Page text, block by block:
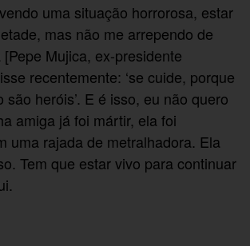
uma situação horrorosa, estar
mas não me arrependo de
Mujica, ex-presidente
recentemente: ‘se cuide, porque
são heróis’. E é isso, eu não quero
amiga já foi mártir, ela foi
uma rajada de metralhadora. Ela
Tem que estar vivo para continuar